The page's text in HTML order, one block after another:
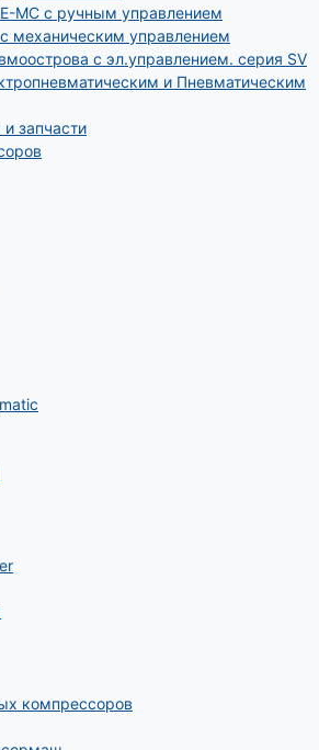
MC с ручным управлением
механическим управлением
с эл.управлением. серия SV
и Пневматическим
запчасти
компрессоров